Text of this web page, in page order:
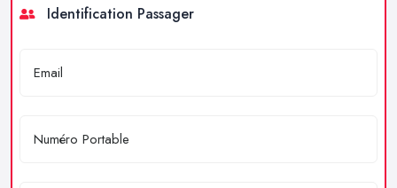
Identification Passager